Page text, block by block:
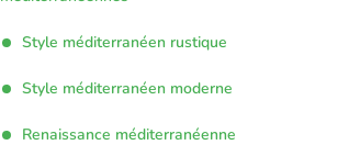
Style méditerranéen rustique
Style méditerranéen moderne
Renaissance méditerranéenne